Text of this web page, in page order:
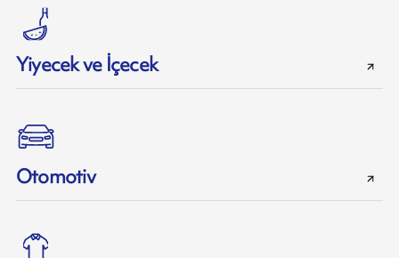
Yiyecek ve İçecek
Otomotiv